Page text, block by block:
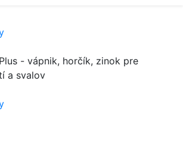
- vápnik, horčík, zinok pre
a svalov